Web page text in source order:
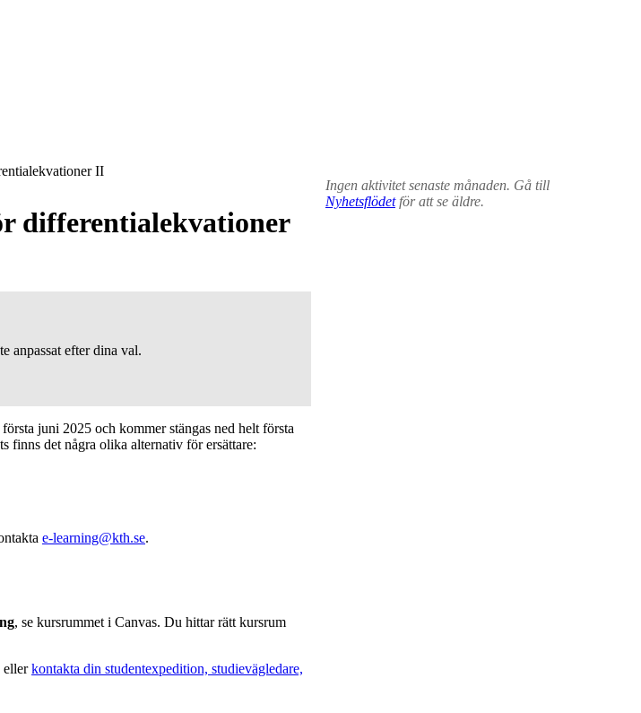
II
differentialekvationer
anpassat efter dina val.
juni 2025 och kommer stängas ned helt första
finns det några olika alternativ för ersättare:
e-learning@kth.se.
, se kursrummet i Canvas. Du hittar rätt kursrum
ellerkontakta din studentexpedition, studievägledare,
Ingen aktivitet senaste månaden. Gå till
Nyhetsflödetför att se äldre.